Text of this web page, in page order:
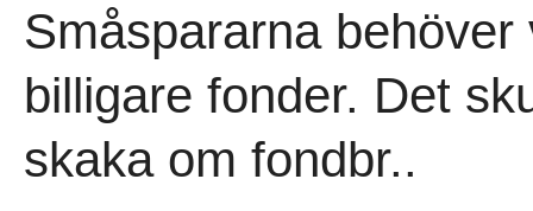
Småspararna
billigare fonder. Det
skaka om fondbr..